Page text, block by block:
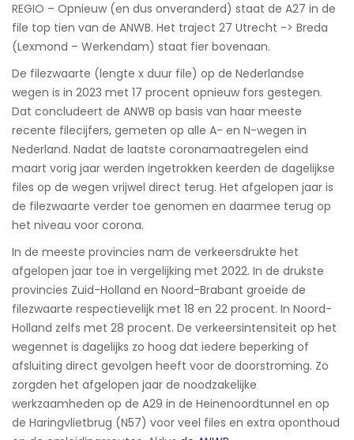
REGIO – Opnieuw (en dus onveranderd) staat de A27 in de
file top tien van de ANWB. Het traject 27 Utrecht -> Breda
(Lexmond – Werkendam) staat fier bovenaan.
De filezwaarte (lengte x duur file) op de Nederlandse
wegen is in 2023 met 17 procent opnieuw fors gestegen.
Dat concludeert de ANWB op basis van haar meeste
recente filecijfers, gemeten op alle A- en N-wegen in
Nederland. Nadat de laatste coronamaatregelen eind
maart vorig jaar werden ingetrokken keerden de dagelijkse
files op de wegen vrijwel direct terug. Het afgelopen jaar is
de filezwaarte verder toe genomen en daarmee terug op
het niveau voor corona.
In de meeste provincies nam de verkeersdrukte het
afgelopen jaar toe in vergelijking met 2022. In de drukste
provincies Zuid-Holland en Noord-Brabant groeide de
filezwaarte respectievelijk met 18 en 22 procent. In Noord-
Holland zelfs met 28 procent. De verkeersintensiteit op het
wegennet is dagelijks zo hoog dat iedere beperking of
afsluiting direct gevolgen heeft voor de doorstroming. Zo
zorgden het afgelopen jaar de noodzakelijke
werkzaamheden op de A29 in de Heinenoordtunnel en op
de Haringvlietbrug (N57) voor veel files en extra oponthoud